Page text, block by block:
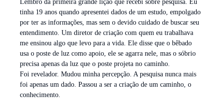
Lembro da primeira grande lição que recebi sobre pesquisa. Eu
tinha 19 anos quando apresentei dados de um estudo, empolgado
por ter as informações, mas sem o devido cuidado de buscar seu
entendimento. Um diretor de criação com quem eu trabalhava
me ensinou algo que levo para a vida. Ele disse que o bêbado
usa o poste de luz como apoio, ele se agarra nele, mas o sóbrio
precisa apenas da luz que o poste projeta no caminho.
Foi revelador. Mudou minha percepção. A pesquisa nunca mais
foi apenas um dado. Passou a ser a criação de um caminho, o
conhecimento.